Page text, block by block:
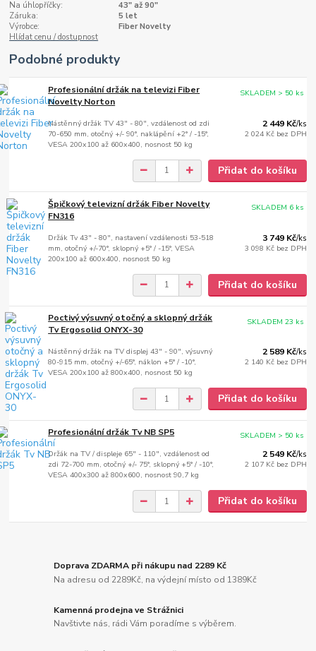
Na úhlopříčky:
43" až 90"
Záruka:
5 let
Výrobce:
Fiber Novelty
Hlídat cenu / dostupnost
Podobné produkty
Profesionální držák na televizi Fiber
Novelty Norton
Nástěnný držák TV 43" - 80", vzdálenost od zdi
70-650 mm, otočný +/- 90°, naklápění +2° / -15°,
VESA 200x100 až 600x400, nosnost 50 kg
2 449 Kč/ks
2 024 Kč bez DPH
SKLADEM > 50 ks
Přidat do košíku
Špičkový televizní držák Fiber Novelty
FN316
Držák Tv 43" - 80", nastavení vzdálenosti 53-518
mm, otočný +/-70°, sklopný +5° / -15°, VESA
200x100 až 600x400, nosnost 50 kg
3 749 Kč/ks
3 098 Kč bez DPH
SKLADEM 6 ks
Přidat do košíku
Poctivý výsuvný otočný a sklopný držák
Tv Ergosolid ONYX-30
Nástěnný držák na TV displej 43" - 90", výsuvný
80-915 mm, otočný +/-65°, náklon +5° / -10°,
VESA 200x100 až 800x400, nosnost 50 kg
2 589 Kč/ks
2 140 Kč bez DPH
SKLADEM 23 ks
Přidat do košíku
Profesionální držák Tv NB SP5
Držák na TV / displeje 65" - 110", vzdálenost od
zdi 72-700 mm, otočný +/- 75°, sklopný +5° / -10°,
VESA 400x300 až 800x600, nosnost 90,7 kg
2 549 Kč/ks
2 107 Kč bez DPH
SKLADEM > 50 ks
Přidat do košíku
Doprava ZDARMA při nákupu nad 2289 Kč
Na adresu od 2289Kč, na výdejní místo od 1389Kč
Kamenná prodejna ve Strážnici
Navštivte nás, rádi Vám poradíme s výběrem.